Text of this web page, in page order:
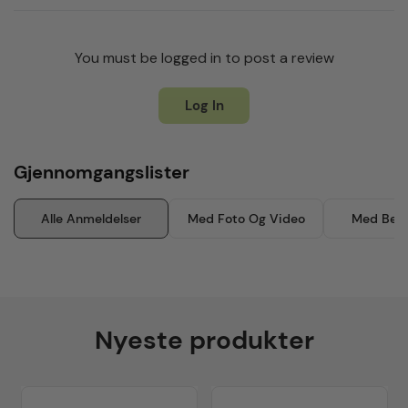
You must be logged in to post a review
Log In
Gjennomgangslister
Alle Anmeldelser Med Foto Og Video Med
Nyeste produkter